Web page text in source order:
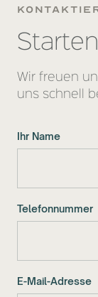
Wir freuen
uns schnell
Ihr Name
Telefonnummer
E-Mail-Adresse